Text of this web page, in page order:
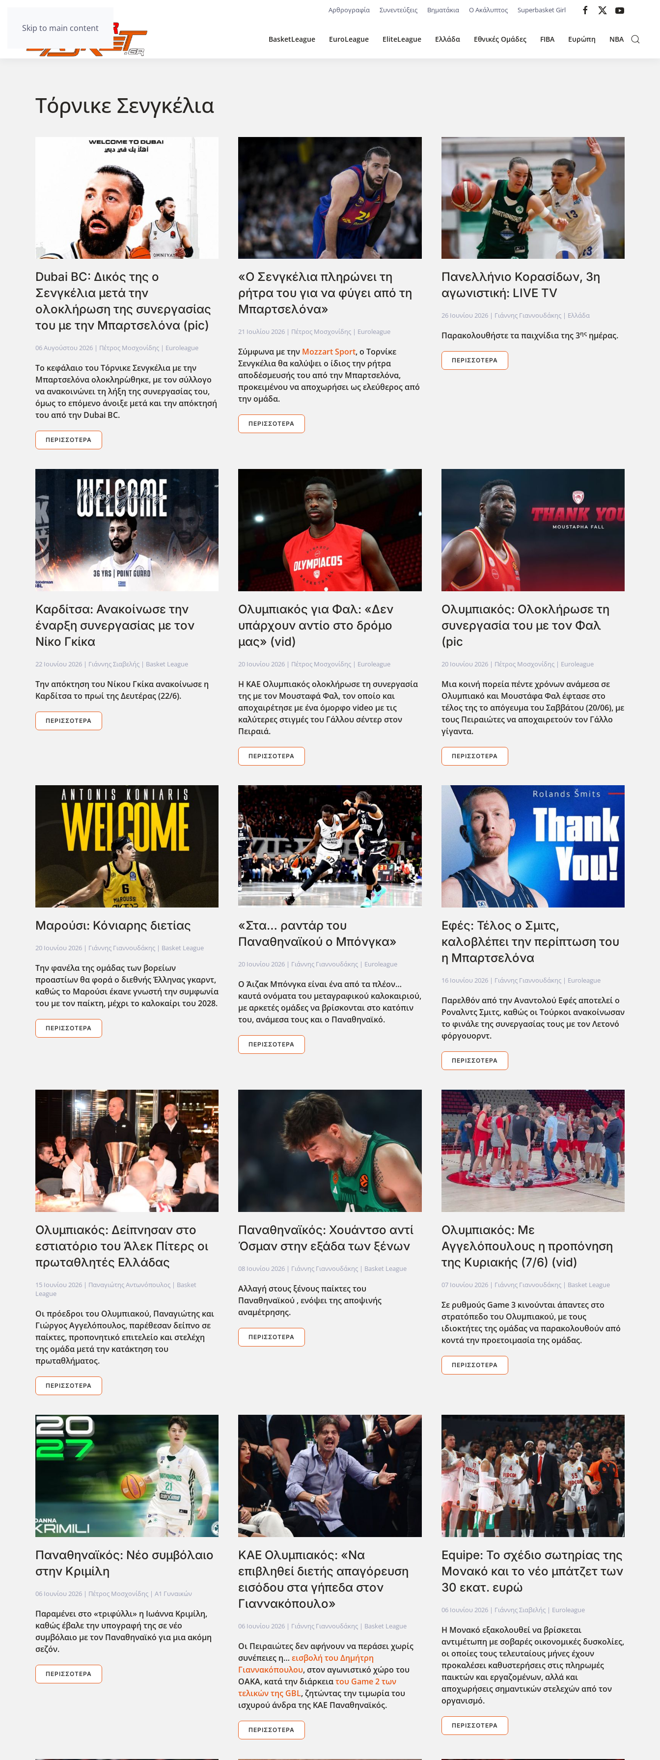
Skip to main content
Αρθρογραφία Συνεντεύξεις Βηματάκια Ο Ακάλυπτος Superbasket Girl
BasketLeague EuroLeague EliteLeague Ελλάδα Εθνικές Ομάδες FIBA Ευρώπη NBA
Τόρνικε Σενγκέλια
Dubai BC: Δικός της ο
Σενγκέλια μετά την
ολοκλήρωση της συνεργασίας
του με την Μπαρτσελόνα (pic)
06 Αυγούστου 2026 | Πέτρος Μοσχονίδης | Euroleague
Το κεφάλαιο του Τόρνικε Σενγκέλια με την
Μπαρτσελόνα ολοκληρ΄ωθηκε, με τον σύλλογο
να ανακοινώνει τη λήξη της συνεργασίας του,
όμως το επόμενο άνοιξε μετά και την απόκτησή
του από την Dubai BC.
ΠΕΡΙΣΣΌΤΕΡΑ
«Ο Σενγκέλια πληρώνει τη
ρήτρα του για να φύγει από τη
Μπαρτσελόνα»
21 Ιουλίου 2026 | Πέτρος Μοσχονίδης | Euroleague
Σύμφωνα με την Mozzart Sport, ο Τορνίκε
Σενγκέλια θα καλύψει ο ίδιος την ρήτρα
αποδέσμευσής του από την Μπαρτσελόνα,
προκειμένου να αποχωρήσει ως ελεύθερος από
την ομάδα.
ΠΕΡΙΣΣΌΤΕΡΑ
Πανελλήνιο Κορασίδων, 3η
αγωνιστική: LIVE TV
26 Ιουνίου 2026| Γιάννης Γιαννουδάκης | Ελλάδα
Παρακολουθήστε τα παιχνίδια της 3ηςημέρας.
ΠΕΡΙΣΣΌΤΕΡΑ
Καρδίτσα: Ανακοίνωσε την
έναρξη συνεργασίας με τον
Νίκο Γκίκα
22 Ιουνίου 2026 | Γιάννης Σιαβελής | Basket League
Την απόκτηση του Νίκου Γκίκα ανακοίνωσε η
Καρδίτσα το πρωί της Δευτέρας (22/6).
ΠΕΡΙΣΣΌΤΕΡΑ
Ολυμπιακός για Φαλ: «Δεν
υπάρχουν αντίο στο δρόμο
μας» (vid)
20 Ιουνίου 2026 | Πέτρος Μοσχονίδης | Euroleague
Η ΚΑΕ Ολυμπιακός ολοκλήρωσε τη συνεργασία
της με τον Μουσταφά Φαλ, τον οποίο και
αποχαιρέτησε με ένα όμορφο video με τις
καλύτερες στιγμές του Γάλλου σέντερ στον
Πειραιά.
ΠΕΡΙΣΣΌΤΕΡΑ
Ολυμπιακός: Ολοκλήρωσε τη
συνεργασία του με τον Φαλ
(pic
20 Ιουνίου 2026| Πέτρος Μοσχονίδης | Euroleague
Μια κοινή πορεία πέντε χρόνων ανάμεσα σε
Ολυμπιακό και Μουστάφα Φαλ έφτασε στο
τ΄ελος της το απόγευμα του Σαββάτου (20/06), με
τους Πειραιώτες να αποχαιρετούν τον Γάλλο
γίγαντα.
ΠΕΡΙΣΣΌΤΕΡΑ
Μαρούσι: Κόνιαρης διετίας
20 Ιουνίου 2026 | Γιάννης Γιαννουδάκης | Basket League
Την φανέλα της ομάδας των βορείων
προαστίων θα φορά ο διεθνής Έλληνας γκαρντ,
καθώς το Μαρούσι έκανε γνωστή την συμφωνία
του με τον παίκτη, μέχρι το καλοκαίρι του 2028.
ΠΕΡΙΣΣΌΤΕΡΑ
«Στα… ραντάρ του
Παναθηναϊκού ο Μπόνγκα»
20 Ιουνίου 2026 | Γιάννης Γιαννουδάκης | Euroleague
Ο Άιζακ Μπόνγκα είναι ένα από τα πλέον…
καυτά ονόματα του μεταγραφικού καλοκαιριού,
με αρκετές ομάδες να βρίσκονται στο κατόπιν
του, ανάμεσα τους και ο Παναθηναϊκό.
ΠΕΡΙΣΣΌΤΕΡΑ
Εφές: Τέλος ο Σμιτς,
καλοβλέπει την περίπτωση του
η Μπαρτσελόνα
16 Ιουνίου 2026| Γιάννης Γιαννουδάκης | Euroleague
Παρελθόν από την Αναντολού Εφές αποτελεί ο
Ροναλντς Σμιτς, καθώς οι Τούρκοι ανακοίνωσαν
το φινάλε της συνεργασίας τους με τον Λετονό
φόργουορντ.
ΠΕΡΙΣΣΌΤΕΡΑ
Ολυμπιακός: Δείπνησαν στο
εστιατόριο του Άλεκ Πίτερς οι
πρωταθλητές Ελλάδας
15 Ιουνίου 2026 | Παναγιώτης Αντωνόπουλος | Basket
League
Οι πρόεδροι του Ολυμπιακού, Παναγιώτης και
Γιώργος Αγγελόπουλος, παρέθεσαν δείπνο σε
παίκτες, προπονητικό επιτελείο και στελέχη
της ομάδα μετά την κατάκτηση του
πρωταθλήματος.
ΠΕΡΙΣΣΌΤΕΡΑ
Παναθηναϊκός: Χουάντσο αντί
Όσμαν στην εξάδα των ξένων
08 Ιουνίου 2026 | Γιάννης Γιαννουδάκης | Basket League
Αλλαγή στους ξένους παίκτες του
Παναθηναϊκού , ενόψει της αποψινής
αναμέτρησης.
ΠΕΡΙΣΣΌΤΕΡΑ
Ολυμπιακός: Με
Αγγελόπουλους η προπόνηση
της Κυριακής (7/6) (vid)
07 Ιουνίου 2026| Γιάννης Γιαννουδάκης | Basket League
Σε ρυθμούς Game3 κινούνται άπαντες στο
στρατόπεδο του Ολυμπιακού, με τους
ιδιοκτήτες της ομάδας να παρακολουθούν από
κοντά την προετοιμασία της ομάδας.
ΠΕΡΙΣΣΌΤΕΡΑ
Παναθηναϊκός: Νέο συμβόλαιο
στην Κριμίλη
06 Ιουνίου 2026 | Πέτρος Μοσχονίδης | Α1 Γυναικών
Παραμένει στο «τριφ΄υλλι» η Ιωάννα Κριμίλη,
καθώς έβαλε την υπογραφή της σε νέο
συμβόλαιο με τον Παναθηναϊκό για μια ακόμη
σεζόν.
ΠΕΡΙΣΣΌΤΕΡΑ
ΚΑΕ Ολυμπιακός: «Να
επιβληθεί διετής απαγόρευση
εισόδου στα γήπεδα στον
Γιαννακόπουλο»
06 Ιουνίου 2026 | Γιάννης Γιαννουδάκης | Basket League
Οι Πειραιώτες δεν αφήνουν να περάσει χωρίς
συνέπειες η…εισβολή του Δημήτρη
Γιαννακόπουλου, στον αγωνιστικό χώρο του
ΟΑΚΑ, κατά την διάρκειατου Game2 των
τελικών της GBL, ζητώντας την τιμωρία του
ισχυρού άνδρα της ΚΑΕ Παναθηναϊκός.
ΠΕΡΙΣΣΌΤΕΡΑ
Equipe: Το σχέδιο σωτηρίας της
Μονακό και το νέο μπάτζετ των
30 εκατ. ευρώ
06 Ιουνίου 2026| Γιάννης Σιαβελής | Euroleague
Η Μονακό εξακολουθεί να βρίσκεται
αντιμέτωπη με σοβαρές οικονομικές δυσκολίες,
οι οποίες τους τελευταίους μήνες έχουν
προκαλέσει καθυστερήσεις στις πληρωμές
παικτών και εργαζομένων, αλλά και
αποχωρήσεις σημαντικών στελεχών από τον
οργανισμό.
ΠΕΡΙΣΣΌΤΕΡΑ